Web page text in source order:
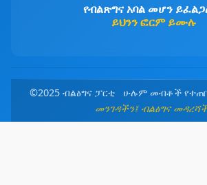
የብልጽግና አባል መሆን
ይህንን ፎርም ይሙሉ
©2025 ብልፅግና ፓርቲ ሁሉም መብቶች
መንገዳችን፤ ብልፅግና